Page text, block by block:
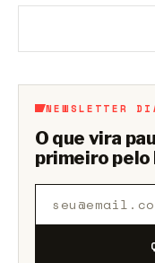
NEWSLETTER
O que vira
primeiro pelo